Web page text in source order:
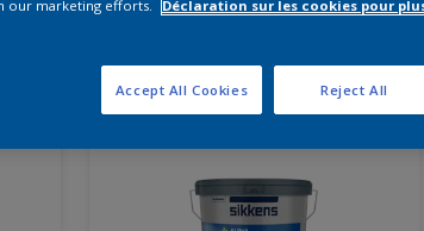
our marketing efforts.
Déclaration sur les cookies pour
Reject All
Accept All Cookies